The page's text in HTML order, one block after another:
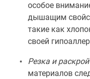
особое
дышащим
такие как
своей
Резка и
материалов